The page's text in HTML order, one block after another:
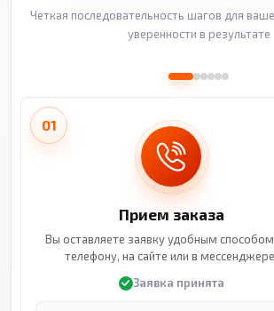
Четкая последовательность шагов для
уверенности в результате
01
Прием заказа
Вы оставляете заявку удобным
телефону, на сайте или в
Заявка принята